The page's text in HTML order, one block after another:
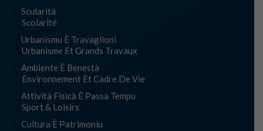
Scularità
Scolarité
Urbanismu È Travaglioni
Urbanisme Et Grands Travaux
Ambiente È Benestà
Environnement Et Cadre De Vie
Attività Fisicà È Passa Tempu
Sport & Loisirs
Cultura È Patrimoniu